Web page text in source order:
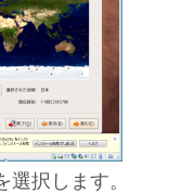
択します。